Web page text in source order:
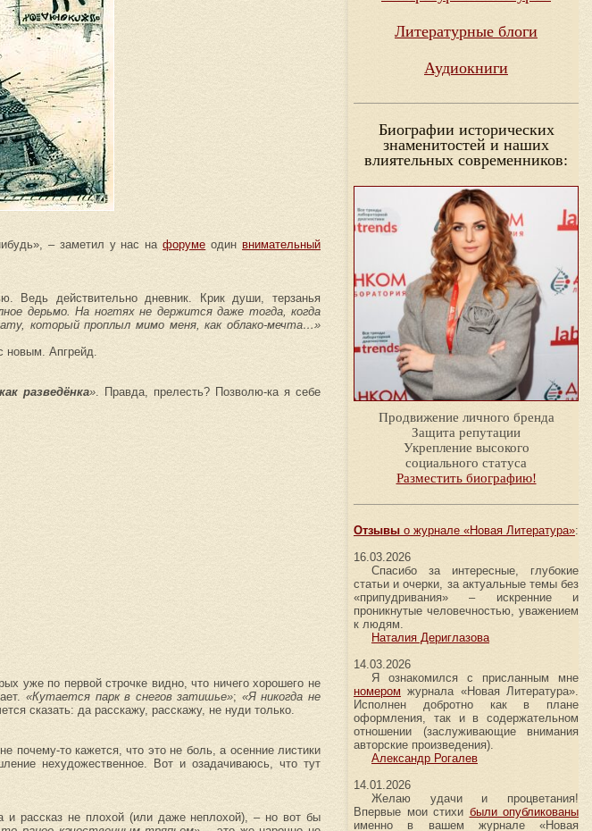
– заметил у нас нафоруме одинвнимательный
Ведь действительно дневник. Крик души, терзанья
дерьмо. На ногтях не держится даже тогда, когда
который проплыл мимо меня, как облако-мечта…»
новым. Апгрейд.
разведёнка». Правда, прелесть? Позволю-ка я себе
уже по первой строчке видно, что ничего хорошего не
«Кутается парк в снегов затишье»; «Я никогда не
сказать: да расскажу, расскажу, не нуди только.
почему-то кажется, что это не боль, а осенние листики
нехудожественное. Вот и озадачиваюсь, что тут
и рассказ не плохой (или даже неплохой), – но вот бы
Литературные блоги
Аудиокниги
Биографии исторических
знаменитостей и наших
влиятельных современников:
Продвижение личного бренда
Защита репутации
Укрепление высокого
социального статуса
Разместить биографию!
Отзывы о журнале «Новая Литература»:
16.03.2026
Спасибо за интересные, глубокие
статьи и очерки, за актуальные темы без
«припудривания» – искренние и
проникнутые человечностью, уважением
к людям.
Наталия Дериглазова
14.03.2026
Я ознакомился с присланным мне
номером журнала «Новая Литература».
Исполнен добротно как в плане
оформления, так и в содержательном
отношении (заслуживающие внимания
авторские произведения).
Александр Рогалев
14.01.2026
Желаю удачи и процветания!
Впервые мои стихи были опубликованы
именно в вашем журнале «Новая